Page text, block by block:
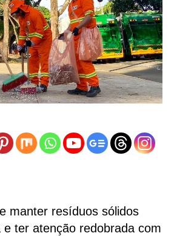
manter resíduos sólidos
ter atenção redobrada com